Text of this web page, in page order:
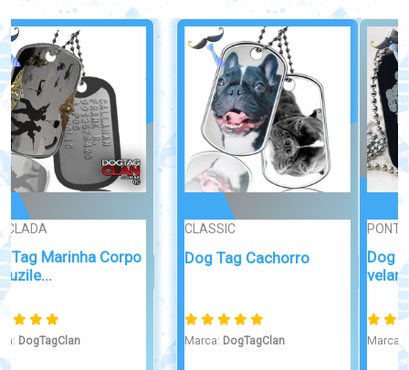
PONTA DE DIAM...
Dog tag Paraquedista
velame
Marca:DogTagClan
Broche/Crachá
Carteirinha de
Identidade Anima...
R$ 32,80